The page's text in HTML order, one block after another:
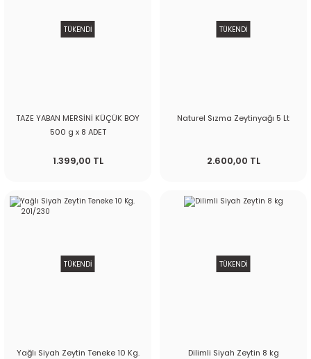
TÜKENDİ
TAZE YABAN MERSİNİ KÜÇÜK BOY
500 g x 8 ADET
1.399,00 TL
TÜKENDİ
Naturel Sızma Zeytinyağı 5 Lt
2.600,00 TL
TÜKENDİ
Yağlı Siyah Zeytin Teneke 10 Kg.
TÜKENDİ
Dilimli Siyah Zeytin 8 kg